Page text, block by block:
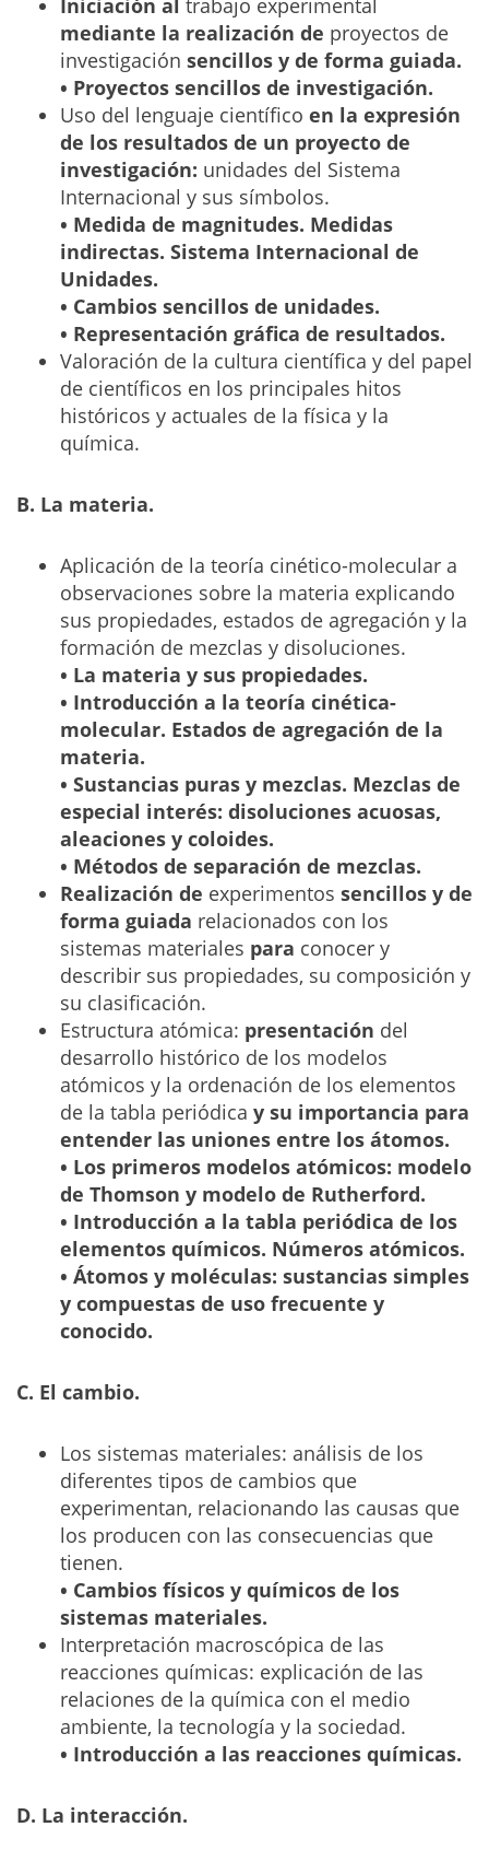
Iniciación al trabajo experimental
mediante la realización de proyectos de
investigación sencillos y de forma guiada.
• Proyectos sencillos de investigación.
Uso del lenguaje científico en la expresión
de los resultados de un proyecto de
investigación: unidades del Sistema
Internacional y sus símbolos.
• Medida de magnitudes. Medidas
indirectas. Sistema Internacional de
Unidades.
• Cambios sencillos de unidades.
• Representación gráfica de resultados.
Valoración de la cultura científica y del papel
de científicos en los principales hitos
históricos y actuales de la física y la
química.
B. La materia.
Aplicación de la teoría cinético-molecular a
observaciones sobre la materia explicando
sus propiedades, estados de agregación y la
formación de mezclas y disoluciones.
• La materia y sus propiedades.
• Introducción a la teoría cinética-
molecular. Estados de agregación de la
materia.
• Sustancias puras y mezclas. Mezclas de
especial interés: disoluciones acuosas,
aleaciones y coloides.
• Métodos de separación de mezclas.
Realización de experimentos sencillos y de
forma guiada relacionados con los
sistemas materiales para conocer y
describir sus propiedades, su composición y
su clasificación.
Estructura atómica: presentación del
desarrollo histórico de los modelos
atómicos y la ordenación de los elementos
de la tabla periódica y su importancia para
entender las uniones entre los átomos.
• Los primeros modelos atómicos: modelo
de Thomson y modelo de Rutherford.
• Introducción a la tabla periódica de los
elementos químicos. Números atómicos.
• Átomos y moléculas: sustancias simples
y compuestas de uso frecuente y
conocido.
C. El cambio.
Los sistemas materiales: análisis de los
diferentes tipos de cambios que
experimentan, relacionando las causas que
los producen con las consecuencias que
tienen.
• Cambios físicos y químicos de los
sistemas materiales.
Interpretación macroscópica de las
reacciones químicas: explicación de las
relaciones de la química con el medio
ambiente, la tecnología y la sociedad.
• Introducción a las reacciones químicas.
D. La interacción.